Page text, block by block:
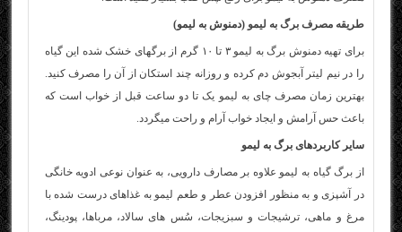
طریقه مصرف برگ به لیمو(دمنوش به لیمو)
برای تهیه دمنوش برگ به لیمو ۳ تا ۱۰ گرم از برگهای خشک شده این گیاه
را در نیم لیتر آبجوش دم کرده و روزانه چند استکان از آن را مصرف کنید.
بهترین زمان مصرف چای به لیمو یک تا دو ساعت قبل از خواب است که
باعث حس آرامش و ایجاد خواب آرام و راحت میگردد.
سایر کاربردهای برگ به لیمو
از برگ گیاه به لیمو علاوه بر مصارف دارویی، به عنوان نوعی ادویه خانگی
در آشپزی و به منظور افزودن عطر و طعم لیمو به غذاهای درست شده با
مرغ و ماهی، ترشیجات و سبزیجات، سُس های سالاد، مرباها، پودینگ،